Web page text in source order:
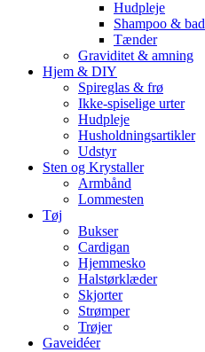
Hudpleje
Shampoo & bad
Tænder
Graviditet & amning
Hjem & DIY
Spireglas & frø
Ikke-spiselige urter
Hudpleje
Husholdningsartikler
Udstyr
Sten og Krystaller
Armbånd
Lommesten
Tøj
Bukser
Cardigan
Hjemmesko
Halstørklæder
Skjorter
Strømper
Trøjer
Gaveidéer